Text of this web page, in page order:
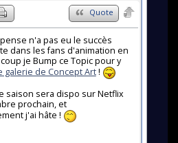
Quote
n'a pas eu le succès
dans les fans d'animation en
je Bump ce Topic pour y
galerie de Concept Art!
saison sera dispo sur Netflix
prochain, et
j'ai hâte !